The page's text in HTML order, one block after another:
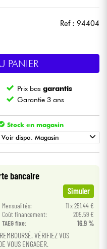
Ref : 94404
PANIER
Prix basgarantis
Garantie 3 ans
Stock en magasin
Voir dispo. Magasin
'SMusicBRUXELLES
Star Music
bancaire
Simuler
Mensualités:
11 x 251.44 €
Coût financement:
205.59 €
TAEG fixe: 16.9 %
VÉRIFIEZ VOS
VOUS ENGAGER.